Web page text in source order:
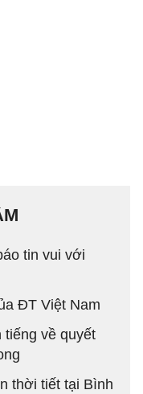
tin vui với
ĐT Việt Nam
về quyết
thời tiết tại Bình